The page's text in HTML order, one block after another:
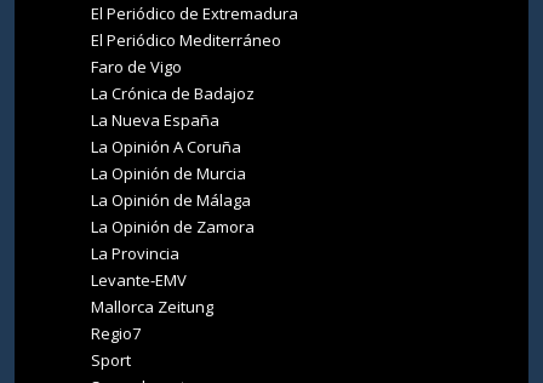
El Periódico de Extremadura
El Periódico Mediterráneo
Faro de Vigo
La Crónica de Badajoz
La Nueva España
La Opinión A Coruña
La Opinión de Murcia
La Opinión de Málaga
La Opinión de Zamora
La Provincia
Levante-EMV
Mallorca Zeitung
Regio7
Sport